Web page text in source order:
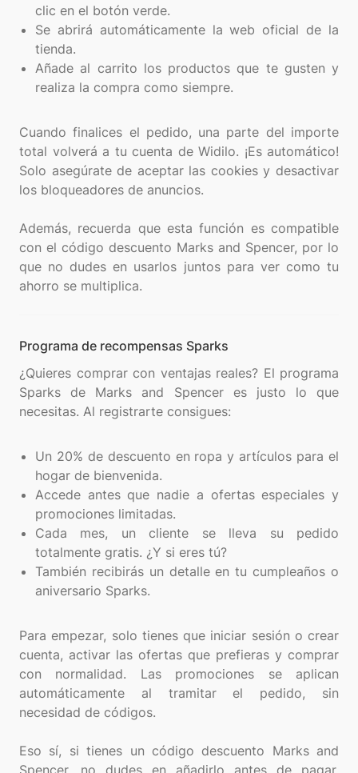
clic en el botón verde.
Se abrirá automáticamente la web oficial de la
tienda.
Añade al carrito los productos que te gusten y
realiza la compra como siempre.
Cuando finalices el pedido, una parte del importe
total volverá a tu cuenta de Widilo. ¡Es automático!
Solo asegúrate de aceptar las cookies y desactivar
los bloqueadores de anuncios.
Además, recuerda que esta función es compatible
con el código descuento Marks and Spencer, por lo
que no dudes en usarlos juntos para ver como tu
Programa de recompensas Sparks
¿Quieres comprar con ventajas reales? El programa
Sparks de Marks and Spencer es justo lo que
necesitas. Al registrarte consigues:
Un 20% de descuento en ropa y artículos para el
hogar de bienvenida.
Accede antes que nadie a ofertas especiales y
promociones limitadas.
Cada mes, un cliente se lleva su pedido
totalmente gratis. ¿Y si eres tú?
También recibirás un detalle en tu cumpleaños o
aniversario Sparks.
Para empezar, solo tienes que iniciar sesión o crear
cuenta, activar las ofertas que prefieras y comprar
con normalidad. Las promociones se aplican
automáticamente al tramitar el pedido, sin
necesidad de códigos.
Eso sí, si tienes un código descuento Marks and
Spencer, no dudes en añadirlo antes de pagar.